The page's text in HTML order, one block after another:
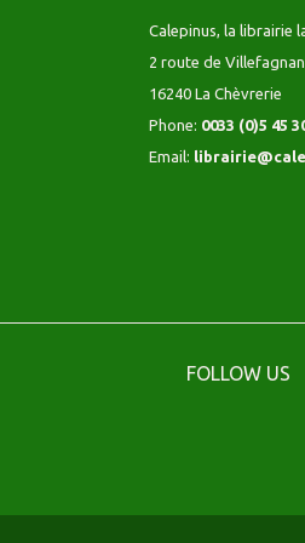
Calepinus, la librairie
2 route de Villefagnan
16240 La Chèvrerie
Phone: 0033 (0)5 45
Email:
FOLLOW US